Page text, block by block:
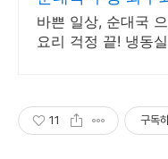
바쁜 일상, 순대국
요리 걱정 끝! 냉동
11 구독